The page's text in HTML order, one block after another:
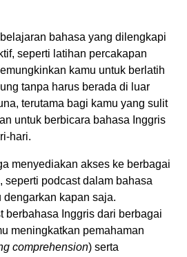
bahasa yang dilengkapi
seperti latihan percakapan
kamu untuk berlatih
tanpa harus berada di luar
terutama bagi kamu yang sulit
untuk berbicara bahasa Inggris
hari.
menyediakan akses ke berbagai
seperti podcast dalam bahasa
dengarkan kapan saja.
berbahasa Inggris dari berbagai
meningkatkan pemahaman
comprehension) serta